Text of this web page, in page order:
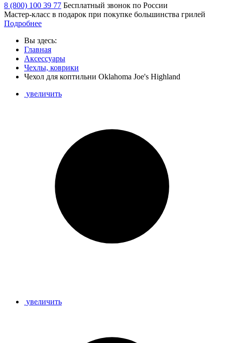
8 (800) 100 39 77 Бесплатный звонок по России
Мастер-класс в подарок при покупке большинства грилей
Подробнее
Вы здесь:
Главная
Аксессуары
Чехлы, коврики
Чехол для коптильни Oklahoma Joe's Highland
увеличить
увеличить